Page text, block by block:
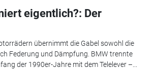
eigentlich?: Der
übernimmt die Gabel sowohl die
Federung und Dämpfung. BMW trennte
der 1990er-Jahre mit dem Telelever –...